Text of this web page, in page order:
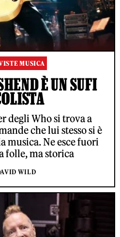
MUSICA
È UN SUFI
degli Who si trova a
che lui stesso si è
musica. Ne esce fuori
folle, ma storica
WILD